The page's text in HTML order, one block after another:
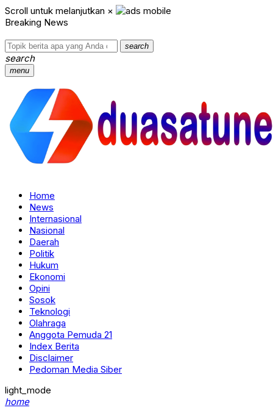
Scroll untuk melanjutkan ×
Breaking News
search
search
menu
Home
News
Internasional
Nasional
Daerah
Politik
Hukum
Ekonomi
Opini
Sosok
Teknologi
Olahraga
Anggota Pemuda 21
Index Berita
Disclaimer
Pedoman Media Siber
light_mode
home